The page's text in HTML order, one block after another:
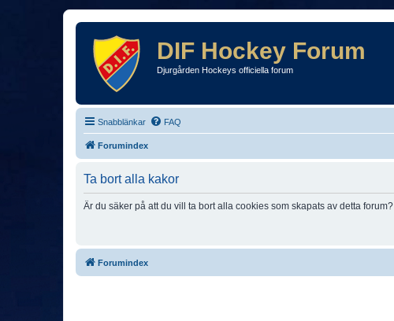
DIF Hockey Forum
Djurgården Hockeys officiella forum
Snabblänkar FAQ
Forumindex
Ta bort alla kakor
Är du säker på att du vill ta bort alla cookies som skapats av detta forum?
Forumindex